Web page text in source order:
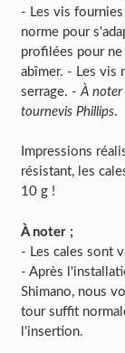
- Les vis
norme pour
profilées pour ne
abîmer. - Les vis
serrage. -À noter
tournevis Phillips.
Impressions
résistant, les
10 g !
À noter ;
- Les cales sont
- Après
Shimano, nous
tour suffit
l'insertion.